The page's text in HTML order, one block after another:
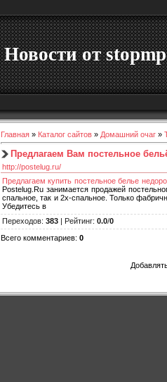
Новости от
Главная » Каталог сайтов » Домашний очаг »
Предлагаем Вам постельное
http://postelug.ru/
Предлагаем купить постельное белье
Postelug.Ru занимается продажей
спальное, так и 2х-спальное. Только
Убедитесь в
Переходов: 383 | Рейтинг: 0.0/0
Всего комментариев: 0